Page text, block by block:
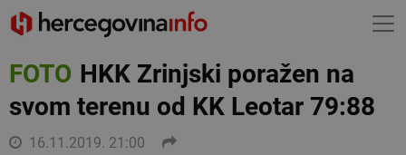
FOTOHKK Zrinjski poražen na
svom terenu od KK Leotar 79:88
16.11.2019. 21:00